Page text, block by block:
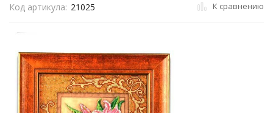
Код артикула: 21025 К сравнению